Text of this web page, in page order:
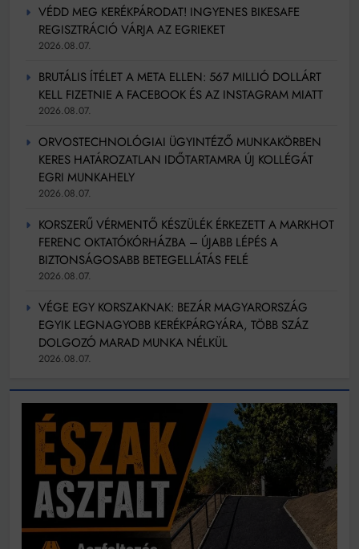
VÉDD MEG KERÉKPÁRODAT! INGYENES BIKESAFE
REGISZTRÁCIÓ VÁRJA AZ EGRIEKET
2026.08.07.
BRUTÁLIS ÍTÉLET A META ELLEN: 567 MILLIÓ DOLLÁRT
KELL FIZETNIE A FACEBOOK ÉS AZ INSTAGRAM MIATT
2026.08.07.
ORVOSTECHNOLÓGIAI ÜGYINTÉZŐ MUNKAKÖRBEN
KERES HATÁROZATLAN IDŐTARTAMRA ÚJ KOLLÉGÁT
EGRI MUNKAHELY
2026.08.07.
KORSZERŰ VÉRMENTŐ KÉSZÜLÉK ÉRKEZETT A MARKHOT
FERENC OKTATÓKÓRHÁZBA – ÚJABB LÉPÉS A
BIZTONSÁGOSABB BETEGELLÁTÁS FELÉ
2026.08.07.
VÉGE EGY KORSZAKNAK: BEZÁR MAGYARORSZÁG
EGYIK LEGNAGYOBB KERÉKPÁRGYÁRA, TÖBB SZÁZ
DOLGOZÓ MARAD MUNKA NÉLKÜL
2026.08.07.